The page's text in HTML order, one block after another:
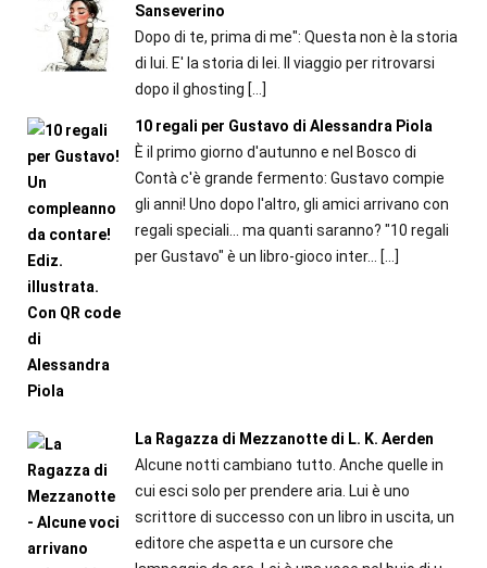
Sanseverino
Dopo di te, prima di me": Questa non è la storia
di lui. E' la storia di lei. Il viaggio per ritrovarsi
dopo il ghosting […]
10 regali per Gustavo di Alessandra Piola
È il primo giorno d'autunno e nel Bosco di
Contà c'è grande fermento: Gustavo compie
gli anni! Uno dopo l'altro, gli amici arrivano con
regali speciali... ma quanti saranno? "10 regali
per Gustavo" è un libro-gioco inter...
[…]
La Ragazza di Mezzanotte di L. K. Aerden
Alcune notti cambiano tutto. Anche quelle in
cui esci solo per prendere aria. Lui è uno
scrittore di successo con un libro in uscita, un
editore che aspetta e un cursore che